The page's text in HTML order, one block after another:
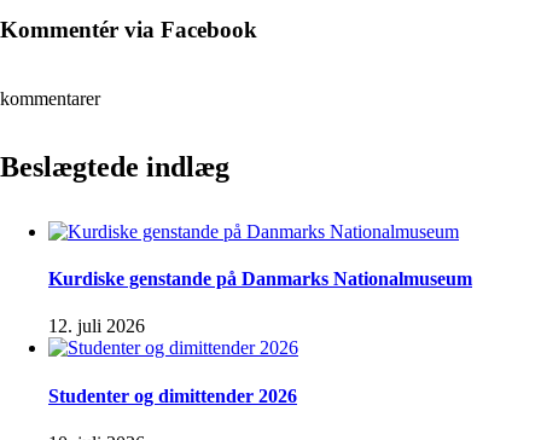
Kommentér via Facebook
kommentarer
Beslægtede indlæg
Kurdiske genstande på Danmarks Nationalmuseum
12. juli 2026
Studenter og dimittender 2026